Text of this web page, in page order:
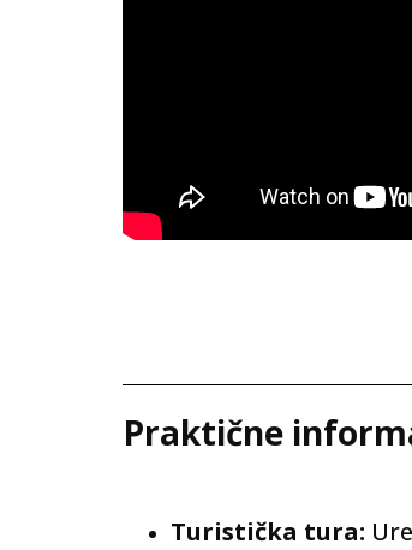
Praktične
Turistička tura: